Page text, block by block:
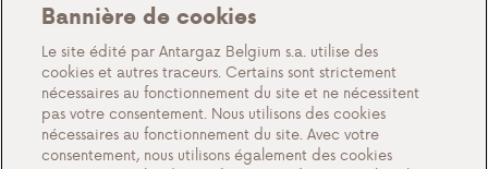
À propos de nous
Rencontrez Antargaz
Un futur durable
Bannière de cookies
Le site édité par Antargaz Belgium s.a. utilise des
cookies et autres traceurs. Certains sont strictement
nécessaires au fonctionnement du site et ne nécessitent
pas votre consentement. Nous utilisons des cookies
nécessaires au fonctionnement du site. Avec votre
consentement, nous utilisons également des cookies